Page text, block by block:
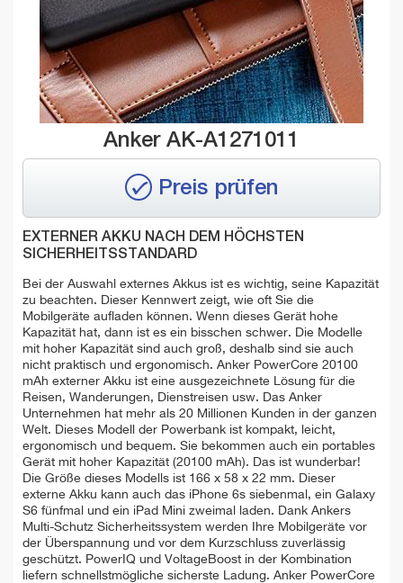
Anker AK-A1271011
Preis prüfen
EXTERNER AKKU NACH DEM HÖCHSTEN
SICHERHEITSSTANDARD
Bei der Auswahl externes Akkus ist es wichtig, seine Kapazität
zu beachten. Dieser Kennwert zeigt, wie oft Sie die
Mobilgeräte aufladen können. Wenn dieses Gerät hohe
Kapazität hat, dann ist es ein bisschen schwer. Die Modelle
mit hoher Kapazität sind auch groß, deshalb sind sie auch
nicht praktisch und ergonomisch. Anker PowerCore 20100
mAh externer Akku ist eine ausgezeichnete Lösung für die
Reisen, Wanderungen, Dienstreisen usw. Das Anker
Unternehmen hat mehr als 20 Millionen Kunden in der ganzen
Welt. Dieses Modell der Powerbank ist kompakt, leicht,
ergonomisch und bequem. Sie bekommen auch ein portables
Gerät mit hoher Kapazität (20100 mAh). Das ist wunderbar!
Die Größe dieses Modells ist 166 x 58 x 22 mm. Dieser
externe Akku kann auch das iPhone 6s siebenmal, ein Galaxy
S6 fünfmal und ein iPad Mini zweimal laden. Dank Ankers
Multi-Schutz Sicherheitssystem werden Ihre Mobilgeräte vor
der Überspannung und vor dem Kurzschluss zuverlässig
geschützt. PowerIQ und VoltageBoost in der Kombination
liefern schnellstmögliche sicherste Ladung. Anker PowerCore